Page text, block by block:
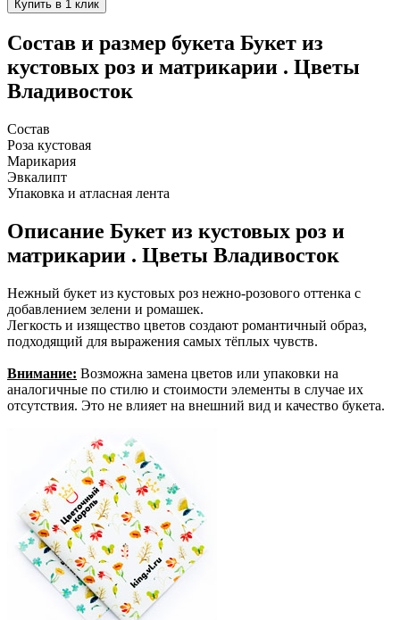
Состав и размер букета Букет из
кустовых роз и матрикарии . Цветы
Владивосток
Состав
Роза кустовая
Марикария
Эвкалипт
Упаковка и атласная лента
Описание Букет из кустовых роз и
матрикарии . Цветы Владивосток
Нежный букет из кустовых роз нежно-розового оттенка с
добавлением зелени и ромашек.
Легкость и изящество цветов создают романтичный образ,
подходящий для выражения самых тёплых чувств.
Внимание: Возможна замена цветов или упаковки на
аналогичные по стилю и стоимости элементы в случае их
отсутствия. Это не влияет на внешний вид и качество букета.